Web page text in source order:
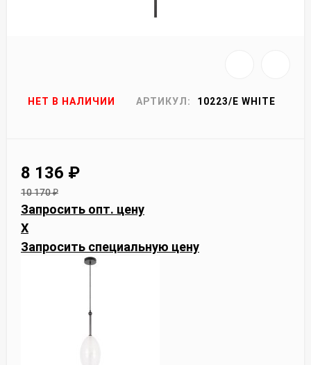
НЕТ В НАЛИЧИИ АРТИКУЛ: 10223/E WHITE
8 136 ₽
10 170₽
Запросить опт. цену
X
Запросить специальную цену